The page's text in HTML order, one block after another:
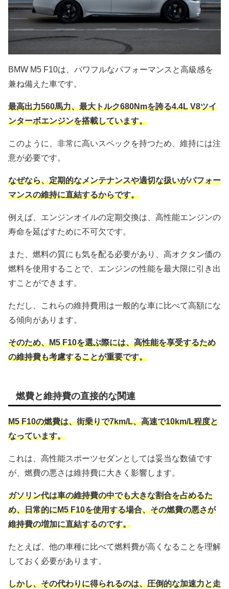
BMW M5 F10は、パワフルなパフォーマンスと高級感を
兼ね備えた車です。
最高出力560馬力、最大トルク680Nmを誇る4.4L V8ツイ
ンターボエンジンを搭載しています。
このように、非常に高いスペックを持つため、維持には注
意が必要です。
なぜなら、定期的なメンテナンスや適切な扱いがパフォー
マンスの維持に直結するからです。
例えば、エンジンオイルの定期交換は、高性能エンジンの
寿命を延ばすために不可欠です。
また、燃料の質にも気を配る必要があり、高オクタン価の
燃料を使用することで、エンジンの性能を最大限に引き出
すことができます。
ただし、これらの維持費用は一般的な車に比べて高額にな
る傾向があります。
そのため、M5 F10を選ぶ際には、高性能を享受するため
の維持費も考慮することが重要です。
燃費と維持費の直接的な関連
M5 F10の燃費は、街乗りで7km/L、高速で10km/L程度と
なっています。
これは、高性能スポーツセダンとしては妥当な数値です
が、燃費の悪さは維持費に大きく影響します。
ガソリン代は車の維持費の中でも大きな割合を占めるた
め、日常的にM5 F10を使用する場合、その燃費の悪さが
維持費の増加に直結するのです。
たとえば、他の車種に比べて燃料費が高くなることを理解
しておく必要があります。
しかし、その代わりに得られるのは、圧倒的な加速力と走